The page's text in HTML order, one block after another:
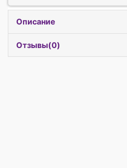
Описание
Отзывы(0)